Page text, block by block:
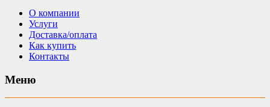
О компании
Услуги
Доставка/оплата
Как купить
Контакты
Меню